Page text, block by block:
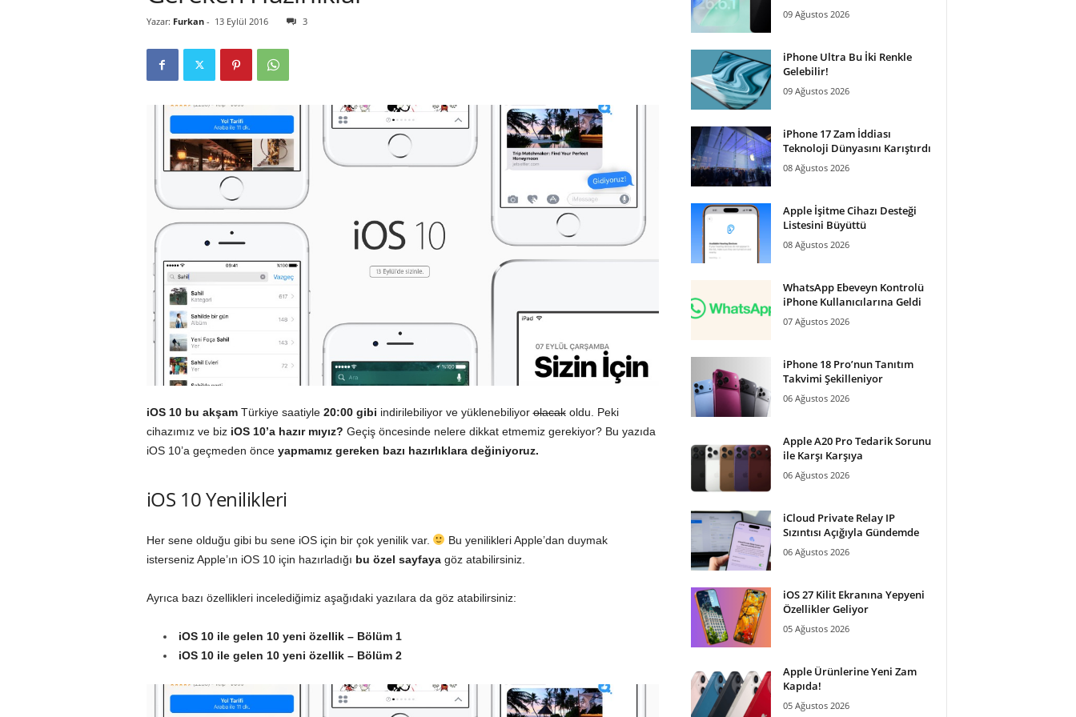
E
l
m
Yazar: Furkan- 13 Eylül 2016 3
iOS 10 bu akşamTürkiye saatiyle 20:00 gibi indirilebiliyor ve yüklenebiliyorolacak oldu . Peki
cihazımız ve biziOS 10’a hazır mıyız? Geçiş öncesinde nelere dikkat etmemiz gerekiyor? Bu yazıda
iOS 10’a geçmeden önce yapmamız gereken bazı hazırlıklara değiniyoruz.
iOS 10 Yenilikleri
Her sene olduğu gibi bu sene iOS için bir çok yenilik var.
Bu yenilikleri Apple’dan duymak
isterseniz Apple’ın iOS 10 için hazırladığı bu özel sayfayagöz atabilirsiniz.
Ayrıca bazı özellikleri incelediğimiz aşağıdaki yazılara da göz atabilirsiniz:
iOS 10 ile gelen 10 yeni özellik – Bölüm 1
iOS 10 ile gelen 10 yeni özellik – Bölüm 2
09 Ağustos 2026
iPhone Ultra Bu İki Renkle
Gelebilir!
09 Ağustos 2026
iPhone 17 Zam İddiası
Teknoloji Dünyasını Karıştırdı
08 Ağustos 2026
Apple İşitme Cihazı Desteği
Listesini Büyüttü
08 Ağustos 2026
WhatsApp Ebeveyn Kontrolü
iPhone Kullanıcılarına Geldi
07 Ağustos 2026
iPhone 18 Pro’nun Tanıtım
Takvimi Şekilleniyor
06 Ağustos 2026
Apple A20 Pro Tedarik Sorunu
ile Karşı Karşıya
06 Ağustos 2026
iCloud Private Relay IP
Sızıntısı Açığıyla Gündemde
06 Ağustos 2026
iOS 27 Kilit Ekranına Yepyeni
Özellikler Geliyor
05 Ağustos 2026
Apple Ürünlerine Yeni Zam
Kapıda!
05 Ağustos 2026